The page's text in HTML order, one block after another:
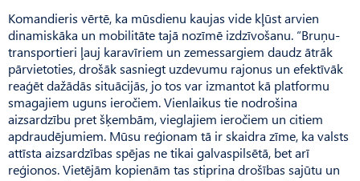
Komandieris vērtē, ka mūsdienu kaujas vide kļūst arvien
dinamiskāka un mobilitāte tajā nozīmē izdzīvošanu. “Bruņu­
transportieri ļauj karavīriem un zemessargiem daudz ātrāk
pārvietoties, drošāk sasniegt uzdevumu rajonus un efektīvāk
reaģēt dažādās situācijās, jo tos var izmantot kā platformu
smagajiem uguns ieročiem. Vienlaikus tie nodrošina
aizsardzību pret šķembām, vieglajiem ieročiem un citiem
apdraudējumiem. Mū­su reģionam tā ir skaidra zīme, ka valsts
attīsta aizsardzības spējas ne tikai galvaspilsētā, bet arī
reģionos. Vietējām kopienām tas stiprina drošības sajūtu un